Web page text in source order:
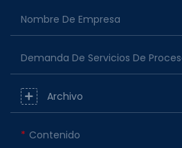
Nombre De Empresa
Demanda De Servicios De
Archivo
Contenido